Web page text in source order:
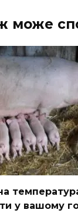
може
у вашому